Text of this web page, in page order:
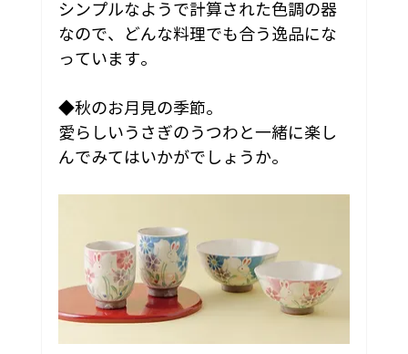
シンプルなようで計算された色調の器
なので、どんな料理でも合う逸品にな
っています。
◆秋のお月見の季節。
愛らしいうさぎのうつわと一緒に楽し
んでみてはいかがでしょうか。